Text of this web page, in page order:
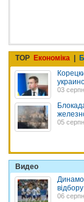
TOP Економіка |
03
05
Видео
Динамо
06